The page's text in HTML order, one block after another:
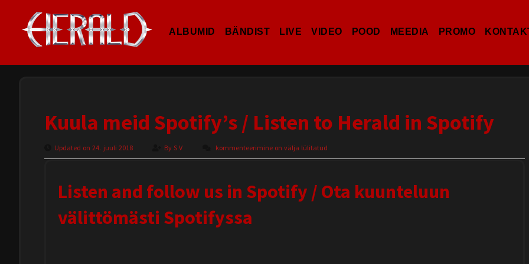
ALBUMID BÄNDIST LIVE VIDEO POOD MEEDIA PROMO
Kuula meid Spotify’s / Listen to Herald in Spotify
Updated on 24. juuli 2018 ByS V kommenteerimine on välja lülitatud
Listen and follow us in Spotify / Ota kuunteluun
välittömästi Spotifyssa